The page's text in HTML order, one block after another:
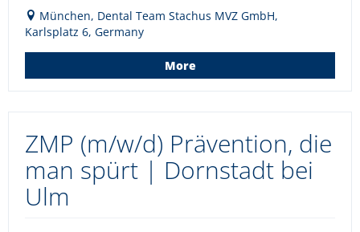
München, Dental Team Stachus MVZ GmbH,
Karlsplatz 6, Germany
More
ZMP (m/w/d) Prävention, die
man spürt | Dornstadt bei
Ulm